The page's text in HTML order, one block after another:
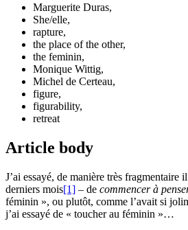
Marguerite Duras,
She/elle,
rapture,
the place of the other,
the feminin,
Monique Wittig,
Michel de Certeau,
figure,
figurability,
retreat
Article body
J’ai essayé, de manière très fragmentaire
derniers mois[1] – de commencer à
féminin », ou plutôt, comme l’avait si
j’ai essayé de « toucher au féminin »…